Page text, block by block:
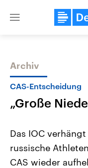
Close
Themen
Archiv
CAS-Entscheidung
„Große
Das IOC
russische
CAS wieder